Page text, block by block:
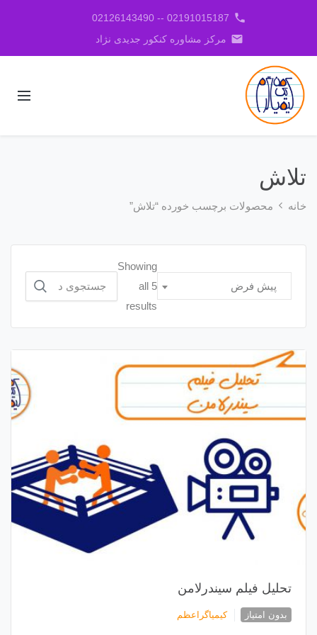
phone
02191015187 -- 02126143490
email مرکز مشاوره کنکور جدیدی نژاد
تلاش
خانه محصولات برچسب خورده “تلاش”
پیش فرض
Showing
all 5
results
برای:
تحلیل فیلم سیندرلامن
بدون امتیاز کیمیاگراعظم